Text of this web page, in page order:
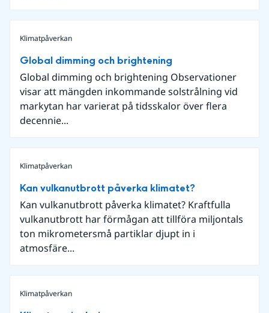
Klimatpåverkan
Global dimming och brightening
Global dimming och brightening Observationer
visar att mängden inkommande solstrålning vid
markytan har varierat på tidsskalor över flera
decennie...
Klimatpåverkan
Kan vulkanutbrott påverka klimatet?
Kan vulkanutbrott påverka klimatet? Kraftfulla
vulkanutbrott har förmågan att tillföra miljontals
ton mikrometersmå partiklar djupt in i
atmosfäre...
Klimatpåverkan